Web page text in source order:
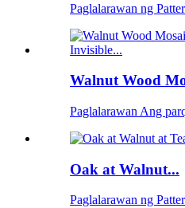
Paglalarawan ng
Walnut Wood
Paglalarawan Ang
Oak at Walnut...
Paglalarawan ng